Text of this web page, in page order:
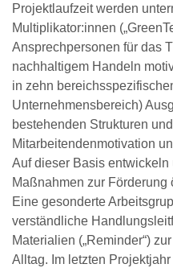
Projektlaufzeit werden
Multiplikator:innen
Ansprechpersonen für das
nachhaltigem Handeln
in zehn
Unternehmensbereich)
bestehenden Strukturen
Mitarbeitendenmotivation
Auf dieser Basis
Maßnahmen zur
Eine gesonderte
verständliche
Materialien („Reminder“)
Alltag. Im letzten